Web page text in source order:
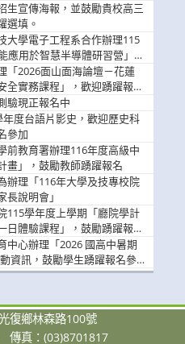
生宣傳海報，並鼓勵貴校高三
選填。
大學電子工程系合作辦理115
應用於智慧半導體研習營」，
「2026面山面海論壇－花蓮
全實務課程」，歡迎踴躍報名
驗現正報名中
度台語片影史，歡迎歷史科
參加
前教育署辦理116年度高級中
畫」，鼓勵教師踴躍報名
辦理「116年大學及技專校院
說明會」
115學年度上學期「廳院學計
體驗課程」，鼓勵踴躍報名
中心辦理「2026 國高中暑期
資訊，鼓勵學生踴躍報名參
復鄉林森路100號
傳真：(03)8701817